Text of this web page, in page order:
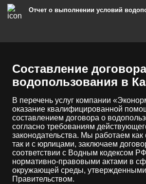
Отчет о выполнении условий
Составление договора
водопользования в
В перечень услуг компании
оказание квалифицированной
составлением договора о
согласно требованиям
законодательства. Мы работаем как
так и с юрлицами, заключаем
соответствии с Водным кодексом
нормативно-правовыми актами в
окружающей среды, утвержденными
Правительством.